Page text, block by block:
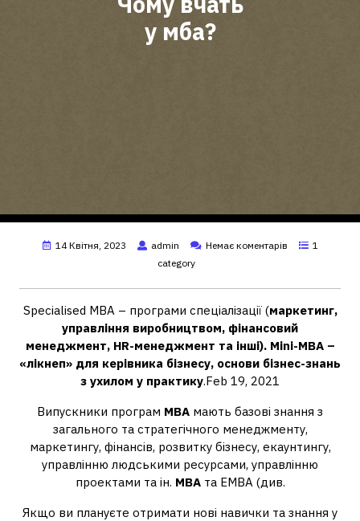
у мба?
14 Квітня, 2023 admin Немає коментарів
1
category
Specialised MBA – програми спеціалізації (маркетинг,
управління виробництвом, фінансовий
менеджмент, HR-менеджмент та інші). Mini-MBA –
«лікнеп» для керівника бізнесу, основи бізнес-знань
з ухилом у практику.Feb 19, 2021
Випускники програм MBA мають базові знання з
загального та стратегічного менеджменту,
маркетингу, фінансів, розвитку бізнесу, екаунтингу,
управлінню людськими ресурсами, управлінню
проектами та ін. MBAта EMBA (див.
Якщо ви плануєте отримати нові навички та знання у